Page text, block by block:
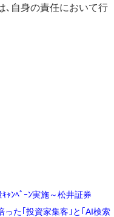
､自身の責任において行
ｬﾝﾍﾟｰﾝ実施～松井証券
った｢投資家集客｣と｢AI検索